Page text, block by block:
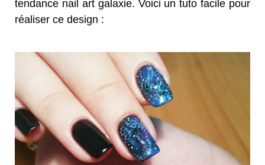
tendance nail art galaxie. Voici un tuto facile pour
réaliser ce design :